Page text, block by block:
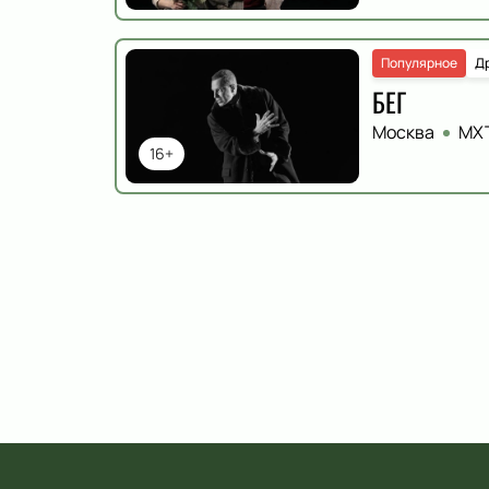
16+
Популярное
БЕГ
Москва